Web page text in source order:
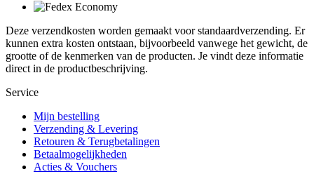
Deze verzendkosten worden gemaakt voor standaardverzending. Er
kunnen extra kosten ontstaan, bijvoorbeeld vanwege het gewicht, de
grootte of de kenmerken van de producten. Je vindt deze informatie
direct in de productbeschrijving.
Service
Mijn bestelling
Verzending & Levering
Retouren & Terugbetalingen
Betaalmogelijkheden
Acties & Vouchers